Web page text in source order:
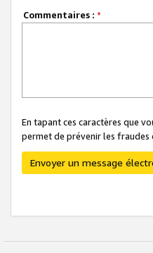
Commentaires : *
En tapant ces caractères que
permet de prévenir les fraudes
Envoyer un message